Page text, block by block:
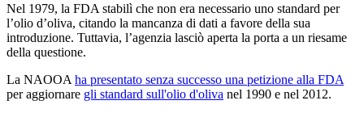
Nel 1979, la FDA stabilì che non era necessario uno standard per
l’olio d’oliva, citando la mancanza di dati a favore della sua
introduzione. Tuttavia, l’agenzia lasciò aperta la porta a un riesame
della questione.
La NAOOA ha presentato senza successo una petizione alla FDA
per aggiornare gli standard sull'olio d'oliva nel 1990 e nel 2012.